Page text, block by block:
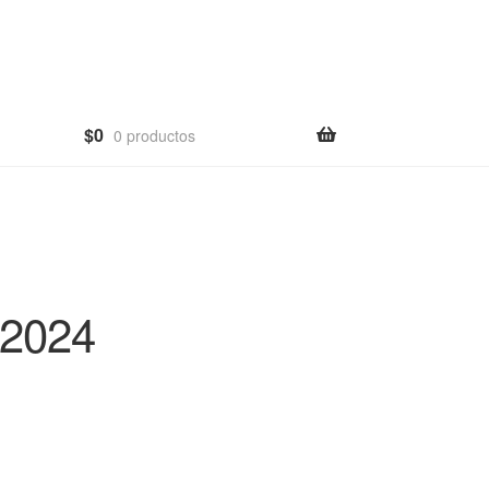
$0 0 productos